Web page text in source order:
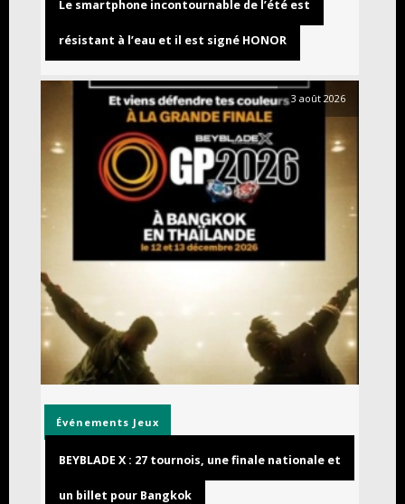
Le smartphone incontournable de l’été est
résistant à l’eau et il est signé HONOR
3 août 2026
Événements Jeux
BEYBLADE X : 27 tournois, une finale nationale et
un billet pour Bangkok